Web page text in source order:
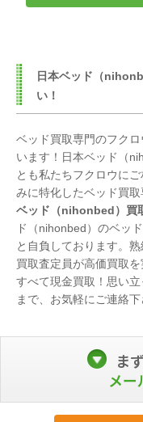
日本ベッド（
い！
ベッド買取専門のフク
います！日本ベッド（
とも私たちフクロウに
みに特化したベッド買
ベッド（nihonbed）買
ド（nihonbed）のベッ
と自負しております。
買取査定員が高価買取
すべて現金買取！思い
まで、お気軽にご連絡下
ま
メー